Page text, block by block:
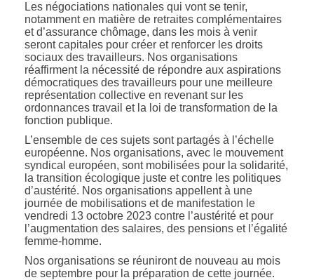
Les négociations nationales qui vont se tenir,
notamment en matière de retraites complémentaires
et d’assurance chômage, dans les mois à venir
seront capitales pour créer et renforcer les droits
sociaux des travailleurs. Nos organisations
réaffirment la nécessité de répondre aux aspirations
démocratiques des travailleurs pour une meilleure
représentation collective en revenant sur les
ordonnances travail et la loi de transformation de la
fonction publique.
L’ensemble de ces sujets sont partagés à l’échelle
européenne. Nos organisations, avec le mouvement
syndical européen, sont mobilisées pour la solidarité,
la transition écologique juste et contre les politiques
d’austérité. Nos organisations appellent à une
journée de mobilisations et de manifestation le
vendredi 13 octobre 2023 contre l’austérité et pour
l’augmentation des salaires, des pensions et l’égalité
femme-homme.
Nos organisations se réuniront de nouveau au mois
de septembre pour la préparation de cette journée.